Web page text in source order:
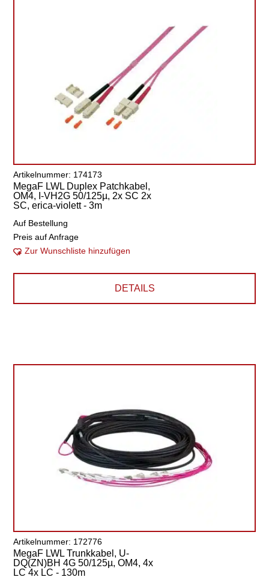
Artikelnummer: 174173
MegaF LWL Duplex Patchkabel,
OM4, I-VH2G 50/125µ, 2x SC 2x
SC, erica-violett - 3m
Auf Bestellung
Preis auf Anfrage
Zur Wunschliste hinzufügen
DETAILS
Artikelnummer: 172776
MegaF LWL Trunkkabel, U-
DQ(ZN)BH 4G 50/125µ, OM4, 4x
LC 4x LC - 130m